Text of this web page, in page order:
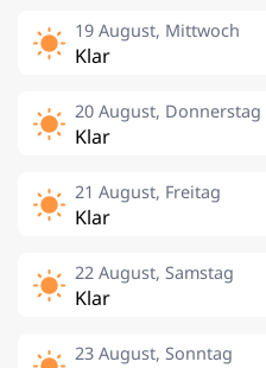
19 August, Mittwoch
Klar
20 August, Donnerstag
Klar
21 August, Freitag
Klar
22 August, Samstag
Klar
23 August, Sonntag